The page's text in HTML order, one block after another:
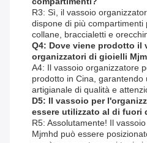
R3: Sì, il vassoio
dispone di più compartimenti
collane, braccialetti e
Q4: Dove viene prodotto il
organizzatori di gioielli
A4: Il vassoio organizzatore
prodotto in Cina, garantendo
artigianale di qualità e
D5: Il vassoio per
essere utilizzato al di fuori
R5: Assolutamente! Il
Mjmhd può essere